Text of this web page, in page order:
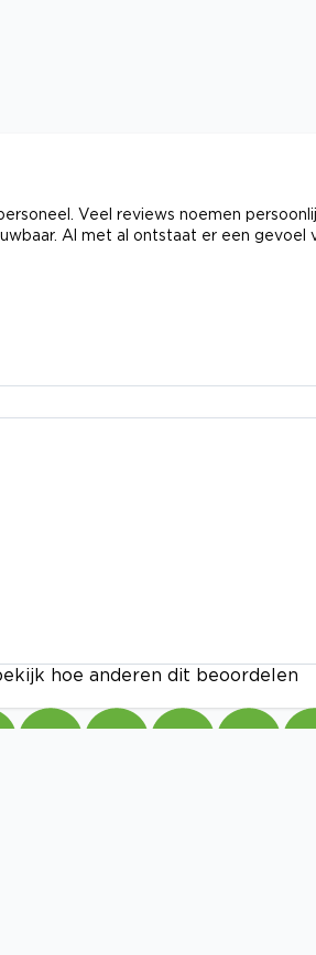
Veel reviews noemen
Al met al ontstaat er een gevoel
hoe anderen dit beoordelen